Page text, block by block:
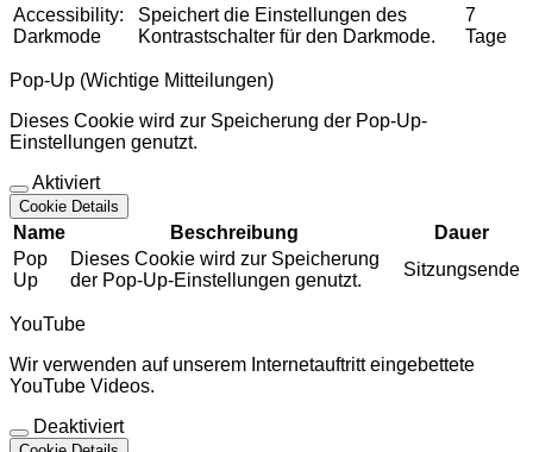
Accessibility:
Darkmode
Speichert die Einstellungen des
Kontrastschalter für den Darkmode.
7
Tage
Pop-Up (Wichtige Mitteilungen)
Dieses Cookie wird zur Speicherung der Pop-Up-
Einstellungen genutzt.
Aktiviert
Cookie Details
Name Beschreibung
Dauer
Pop
Up
Dieses Cookie wird zur Speicherung
der Pop-Up-Einstellungen genutzt.
Sitzungsende
YouTube
Wir verwenden auf unserem Internetauftritt eingebettete
YouTube Videos.
Deaktiviert